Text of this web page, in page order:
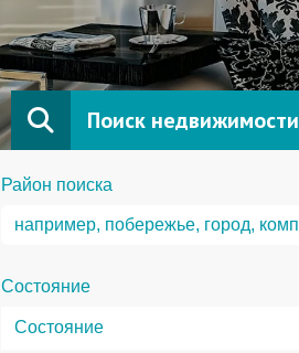
Поиск недвижимости
Район поиска
Состояние